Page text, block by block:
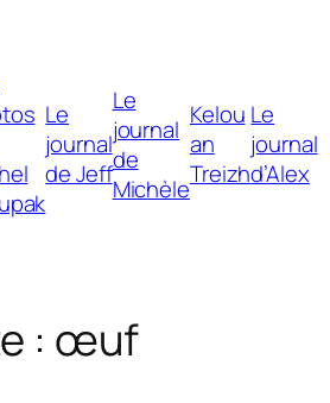
Le
journal
de Jeff
Le
journal
de
Michèle
Kelou
an
Treizh
Le
journal
d’Alex
: œuf